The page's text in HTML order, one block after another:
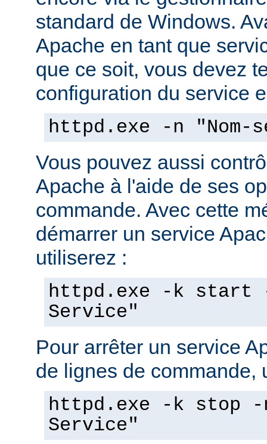
standard de Windows.
Apache en tant que
que ce soit, vous devez
configuration du service
httpd.exe -n
Vous pouvez aussi
Apache à l'aide de ses
commande. Avec cette
démarrer un service
utiliserez :
httpd.exe -k start -
Service"
Pour arrêter un service
de lignes de commande,
httpd.exe -k stop -
Service"